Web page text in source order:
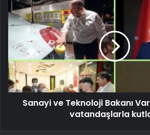
Sanayi ve Teknoloji Bakanı
vatandaşlarla